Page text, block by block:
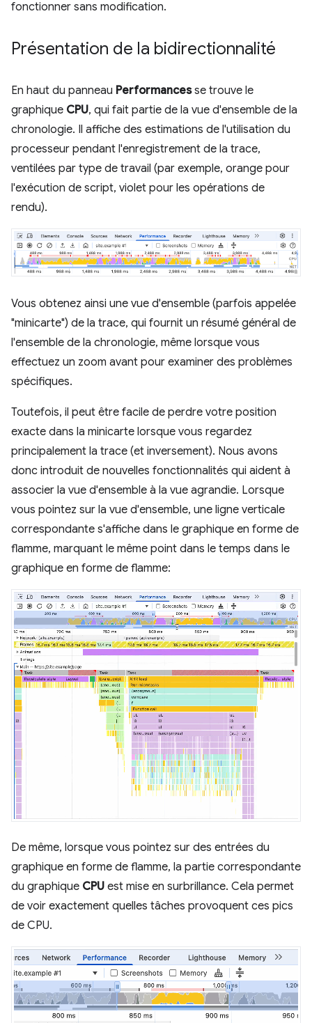
fonctionner sans modification.
Présentation de la bidirectionnalité
En haut du panneau Performancesse trouve le
graphique CPU, qui fait partie de la vue d'ensemble de la
chronologie. Il affiche des estimations de l'utilisation du
processeur pendant l'enregistrement de la trace,
ventilées par type de travail (par exemple, orange pour
l'exécution de script, violet pour les opérations de
rendu).
Vous obtenez ainsi une vue d'ensemble (parfois appelée
"minicarte") de la trace, qui fournit un résumé général de
l'ensemble de la chronologie, même lorsque vous
effectuez un zoom avant pour examiner des problèmes
spécifiques.
Toutefois, il peut être facile de perdre votre position
exacte dans la minicarte lorsque vous regardez
principalement la trace (et inversement). Nous avons
donc introduit de nouvelles fonctionnalités qui aident à
associer la vue d'ensemble à la vue agrandie. Lorsque
vous pointez sur la vue d'ensemble, une ligne verticale
correspondante s'affiche dans le graphique en forme de
flamme, marquant le même point dans le temps dans le
graphique en forme de flamme:
De même, lorsque vous pointez sur des entrées du
graphique en forme de flamme, la partie correspondante
du graphique CPU est mise en surbrillance. Cela permet
de voir exactement quelles tâches provoquent ces pics
de CPU.